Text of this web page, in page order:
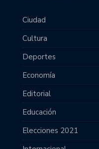
Ciudad
Cultura
Deportes
Economía
Editorial
Educación
Elecciones 2021